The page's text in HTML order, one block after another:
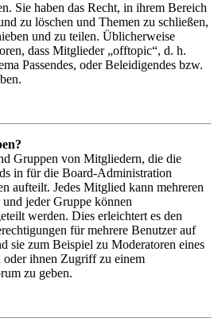
Sie haben das Recht, in ihrem Bereich
zu löschen und Themen zu schließen,
und zu teilen. Üblicherweise
dass Mitglieder „offtopic“, d. h.
Passendes, oder Beleidigendes bzw.
Gruppen von Mitgliedern, die die
in für die Board-Administration
aufteilt. Jedes Mitglied kann mehreren
jeder Gruppe können
werden. Dies erleichtert es den
für mehrere Benutzer auf
sie zum Beispiel zu Moderatoren eines
oder ihnen Zugriff zu einem
zu geben.